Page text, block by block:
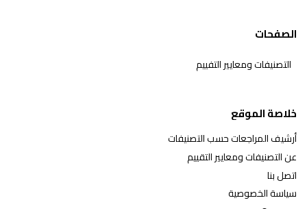
الصفحات
التصنيفات ومعايير التفييم
خلاصة الموقع
أرشيف المراجعات حسب التصنيفات
عن التصنيفات ومعايير التقييم
اتصل بنا
سياسة الخصوصية